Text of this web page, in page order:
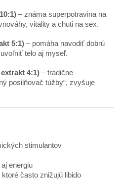
– známa superpotravina na
vitality a chuti na sex.
5:1) – pomáha navodiť dobrú
telo aj myseľ.
extrakt 4:1) – tradične
posilňovač túžby“, zvyšuje
stimulantov
energiu
často znižujú libido